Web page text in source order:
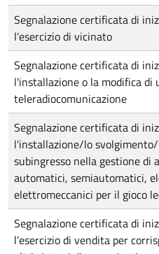
Segnalazione certificata di
l'esercizio di vicinato
Segnalazione certificata di
l'installazione o la modifica di
teleradiocomunicazione
Segnalazione certificata di
l'installazione/lo
subingresso nella gestione di
automatici, semiautomatici,
elettromeccanici per il gioco
Segnalazione certificata di
l’esercizio di vendita per